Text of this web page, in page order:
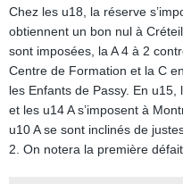
Chez les u18, la réserve
obtiennent un bon nul à
sont imposées, la A 4 à 2
Centre de Formation et la C
les Enfants de Passy. En
et les u14 A s’imposent à
u10 A se sont inclinés de
2. On notera la première